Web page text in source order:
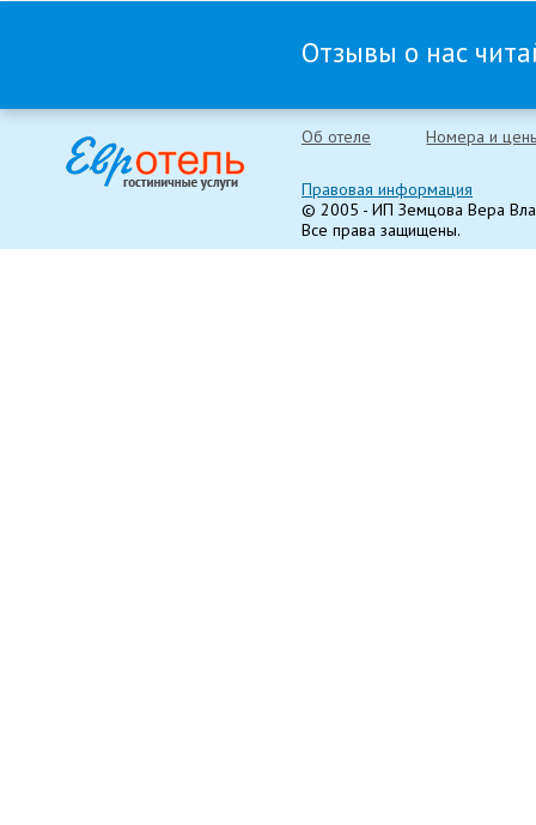
Отзывы о нас
Об отеле Номера и
Правовая информация
© 2005 - ИП Земцова Вера
Все права защищены.